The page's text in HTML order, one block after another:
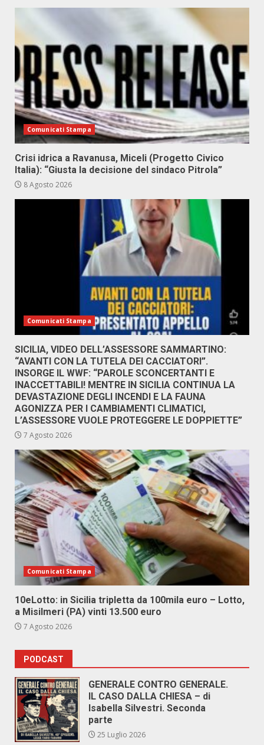
Comunicati Stampa
Crisi idrica a Ravanusa, Miceli (Progetto Civico
Italia): “Giusta la decisione del sindaco Pitrola”
8 Agosto 2026
Comunicati Stampa
SICILIA, VIDEO DELL’ASSESSORE SAMMARTINO:
“AVANTI CON LA TUTELA DEI CACCIATORI”.
INSORGE IL WWF: “PAROLE SCONCERTANTI E
INACCETTABILI! MENTRE IN SICILIA CONTINUA LA
DEVASTAZIONE DEGLI INCENDI E LA FAUNA
AGONIZZA PER I CAMBIAMENTI CLIMATICI,
L’ASSESSORE VUOLE PROTEGGERE LE DOPPIETTE”
7 Agosto 2026
Comunicati Stampa
10eLotto: in Sicilia tripletta da 100mila euro – Lotto,
a Misilmeri (PA) vinti 13.500 euro
7 Agosto 2026
PODCAST
GENERALE CONTRO GENERALE.
IL CASO DALLA CHIESA – di
Isabella Silvestri. Seconda
parte
25 Luglio 2026